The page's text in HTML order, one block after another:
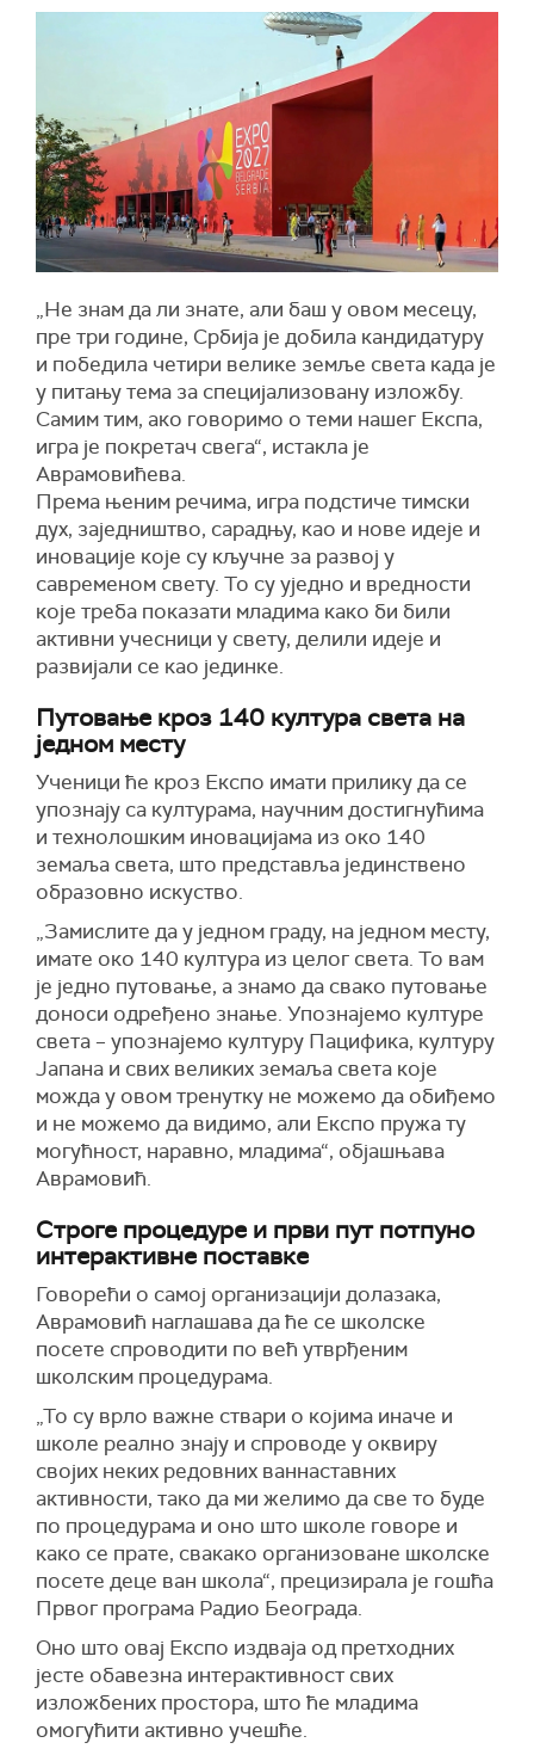
„Не знам да ли знате, али баш у овом месецу,
пре три године, Србија је добила кандидатуру
и победила четири велике земље света када је
у питању тема за специјализовану изложбу.
Самим тим, ако говоримо о теми нашег Експа,
игра је покретач свега“, истакла је
Аврамовићева.
Према њеним речима, игра подстиче тимски
дух, заједништво, сарадњу, као и нове идеје и
иновације које су кључне за развој у
савременом свету. То су уједно и вредности
које треба показати младима како би били
активни учесници у свету, делили идеје и
развијали се као јединке.
Путовање кроз 140 култура света на
једном месту
Ученици ће кроз Експо имати прилику да се
упознају са културама, научним достигнућима
и технолошким иновацијама из око 140
земаља света, што представља јединствено
образовно искуство.
„Замислите да у једном граду, на једном месту,
имате око 140 култура из целог света. То вам
је једно путовање, а знамо да свако путовање
доноси одређено знање. Упознајемо културе
света – упознајемо културу Пацифика, културу
Јапана и свих великих земаља света које
можда у овом тренутку не можемо да обиђемо
и не можемо да видимо, али Експо пружа ту
могућност, наравно, младима“, објашњава
Аврамовић.
Строге процедуре и први пут потпуно
интерактивне поставке
Говорећи о самој организацији долазака,
Аврамовић наглашава да ће се школске
посете спроводити по већ утврђеним
школским процедурама.
„То су врло важне ствари о којима иначе и
школе реално знају и спроводе у оквиру
својих неких редовних ваннаставних
активности, тако да ми желимо да све то буде
по процедурама и оно што школе говоре и
како се прате, свакако организоване школске
посете деце ван школа“, прецизирала је гошћа
Првог програма Радио Београда.
Оно што овај Експо издваја од претходних
јесте обавезна интерактивност свих
изложбених простора, што ће младима
омогућити активно учешће.